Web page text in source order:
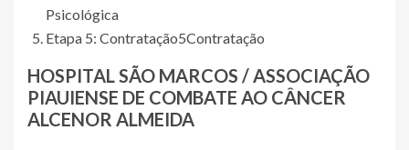
Psicológica
Etapa 5: Contratação5Contratação
HOSPITAL SÃO MARCOS / ASSOCIAÇÃO
PIAUIENSE DE COMBATE AO CÂNCER
ALCENOR ALMEIDA